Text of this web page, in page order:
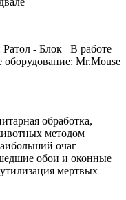
Ратол - Блок В работе
Mr.Mouse
обработка,
методом
очаг
обои и оконные
мертвых